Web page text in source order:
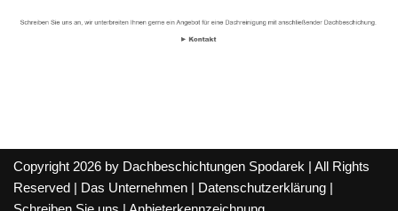
Copyright 2026 by Dachbeschichtungen Spodarek | All Rights
Reserved |
Das Unternehmen Datenschutzerklärung